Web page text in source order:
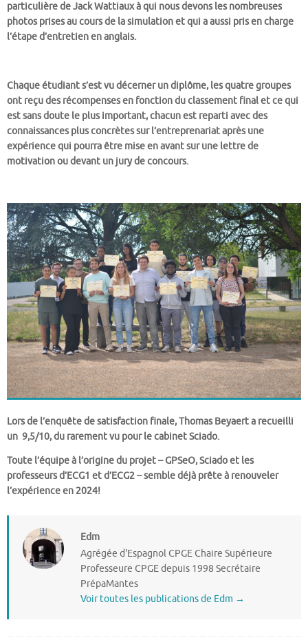
particulière de Jack Wattiaux à qui nous devons les nombreuses
photos prises au cours de la simulation et qui a aussi pris en charge
l’étape d’entretien en anglais.
Chaque étudiant s’est vu décerner un diplôme, les quatre groupes
ont reçu des récompenses en fonction du classement final et ce qui
est sans doute le plus important, chacun est reparti avec des
connaissances plus concrètes sur l’entreprenariat après une
expérience qui pourra être mise en avant sur une lettre de
motivation ou devant un jury de concours.
Lors de l’enquête de satisfaction finale, Thomas Beyaert a recueilli
un 9,5/10, du rarement vu pour le cabinet Sciado.
Toute l’équipe à l’origine du projet – GPSeO, Sciado et les
professeurs d’ECG1 et d’ECG2 – semble déjà prête à renouveler
l’expérience en 2024!
Edm
Agrégée d'Espagnol CPGE Chaire Supérieure
Professeure CPGE depuis 1998 Secrétaire
PrépaMantes
Voir toutes les publications de Edm →